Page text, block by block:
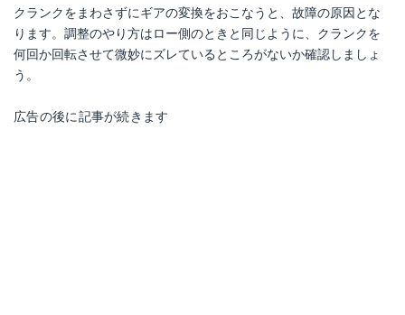
クランクをまわさずにギアの変換をおこなうと、故障の原因とな
ります。調整のやり方はロー側のときと同じように、クランクを
何回か回転させて微妙にズレているところがないか確認しましょ
う。
広告の後に記事が続きます